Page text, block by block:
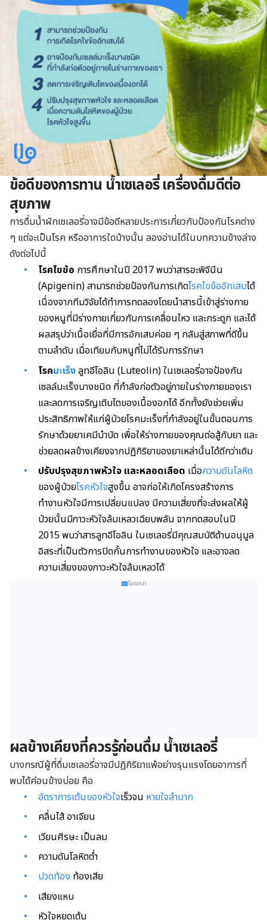
ข้อดีของการทาน น้ำเซเลอรี่ เครื่องดื่มดีต่อ
สุขภาพ
การดื่มน้ำผักเซเลอรี่อาจมีข้อดีหลายประการเกี่ยวกับป้องกันโรคต่าง
ๆ แต่จะเป็นโรค หรืออาการใดบ้างนั้น ลองอ่านได้ในบทความข้างล่าง
ดังต่อไปนี้
โรคไขข้อ การศึกษาในปี 2017 พบว่าสารอะพิจีนีน
(Apigenin) สามารถช่วยป้องกันการเกิดโรคไขข้ออักเสบได้
เนื่องจากทีมวิจัยได้ทำการทดลองโดยนำสารนี้เข้าสู่ร่างกาย
ของหนูที่มีร่างกายเกี่ยวกับการเคลื่อนไหว และกระดูก และได้
ผลสรุปว่าเนื้อเยื่อที่มีการอักเสบค่อย ๆ กลับสู่สภาพที่ดีขึ้น
ตามลำดับ เมื่อเทียบกับหนูที่ไม่ได้รับการรักษา
โรคมะเร็งลูทอีโอลิน (Luteolin) ในเซเลอรี่อาจป้องกัน
เซลล์มะเร็งบางชนิด ที่กำลังก่อตัวอยู่ภายในร่างกายของเรา
และลดการเจริญเติบโตของเนื้องอกได้ อีกทั้งยังช่วยเพิ่ม
ประสิทธิภาพให้แก่ผู้ป่วยโรคมะเร็งที่กำลังอยู่ในขั้นตอนการ
รักษาด้วยยาเคมีบำบัด เพื่อให้ร่างกายของคุณต่อสู้กับยา และ
ช่วยลดผลข้างเคียงจากปฏิกิริยาของยาเหล่านั้นได้ดีกว่าเดิม
ปรับปรุงสุขภาพหัวใจ และหลอดเลือด เมื่อความดันโลหิต
ของผู้ป่วยโรคหัวใจสูงขึ้น อาจก่อให้เกิดโครงสร้างการ
ทำงานหัวใจมีการเปลี่ยนแปลง มีความเสี่ยงที่จะส่งผลให้ผู้
ป่วยนั้นมีภาวะหัวใจล้มเหลวเฉียบพลัน จากทดสอบในปี
2015 พบว่าสารลูทอีโอลิน ในเซเลอรี่มีคุณสมบัติต้านอนุมูล
อิสระที่เป็นตัวการปิดกั้นการทำงานของหัวใจ และอาจลด
ความเสี่ยงของภาวะหัวใจล้มเหลวได้
โฆษณา
ผลข้างเคียงที่ควรรู้ก่อนดื่ม น้ำเซเลอรี่
บางกรณีผู้ที่ดื่มเซเลอรี่อาจมีปฏิกิริยาแพ้อย่างรุนแรงโดยอาการที่
พบได้ค่อนข้างบ่อย คือ
อัตราการเต้นของหัวใจเร็วจน หายใจลำบาก
คลื่นไส้ อาเจียน
เวียนศีรษะ เป็นลม
ความดันโลหิตต่ำ
ปวดท้อง ท้องเสีย
เสียงแหบ
หัวใจหยุดเต้น